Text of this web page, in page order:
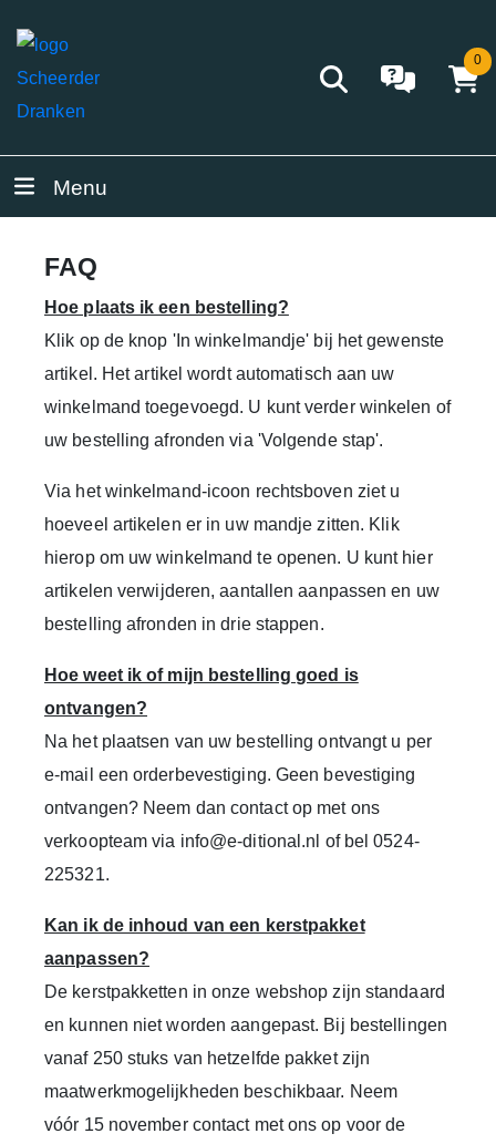
0
Menu
FAQ
Hoe plaats ik een bestelling?
Klik op de knop 'In winkelmandje' bij het gewenste
artikel. Het artikel wordt automatisch aan uw
winkelmand toegevoegd. U kunt verder winkelen of
uw bestelling afronden via 'Volgende stap'.
Via het winkelmand-icoon rechtsboven ziet u
hoeveel artikelen er in uw mandje zitten. Klik
hierop om uw winkelmand te openen. U kunt hier
artikelen verwijderen, aantallen aanpassen en uw
bestelling afronden in drie stappen.
Hoe weet ik of mijn bestelling goed is
ontvangen?
Na het plaatsen van uw bestelling ontvangt u per
e-mail een orderbevestiging. Geen bevestiging
ontvangen? Neem dan contact op met ons
verkoopteam via info@e-ditional.nl of bel0524-
225321.
Kan ik de inhoud van een kerstpakket
aanpassen?
De kerstpakketten in onze webshop zijn standaard
en kunnen niet worden aangepast. Bij bestellingen
vanaf 250 stuks van hetzelfde pakketzijn
maatwerkmogelijkheden beschikbaar. Neem
vóór 15 novembercontact met ons op voor de